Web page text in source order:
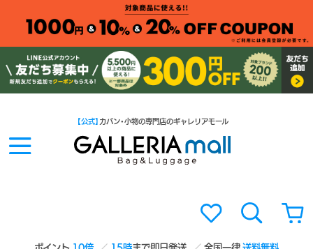
【公式】 カバン・小物の専門店のギャレリアモール